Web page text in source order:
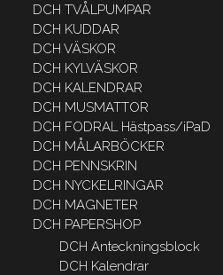
DCH TVÅLPUMPAR
DCH KUDDAR
DCH VÄSKOR
DCH KYLVÄSKOR
DCH KALENDRAR
DCH MUSMATTOR
DCH FODRAL Hästpass/iPaD
DCH MÅLARBÖCKER
DCH PENNSKRIN
DCH NYCKELRINGAR
DCH MAGNETER
DCH PAPERSHOP
DCH Anteckningsblock
DCH Kalendrar